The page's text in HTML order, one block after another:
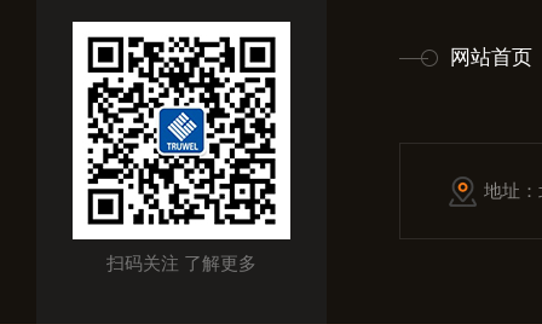
扫码关注 了解更多
网站首页
地址